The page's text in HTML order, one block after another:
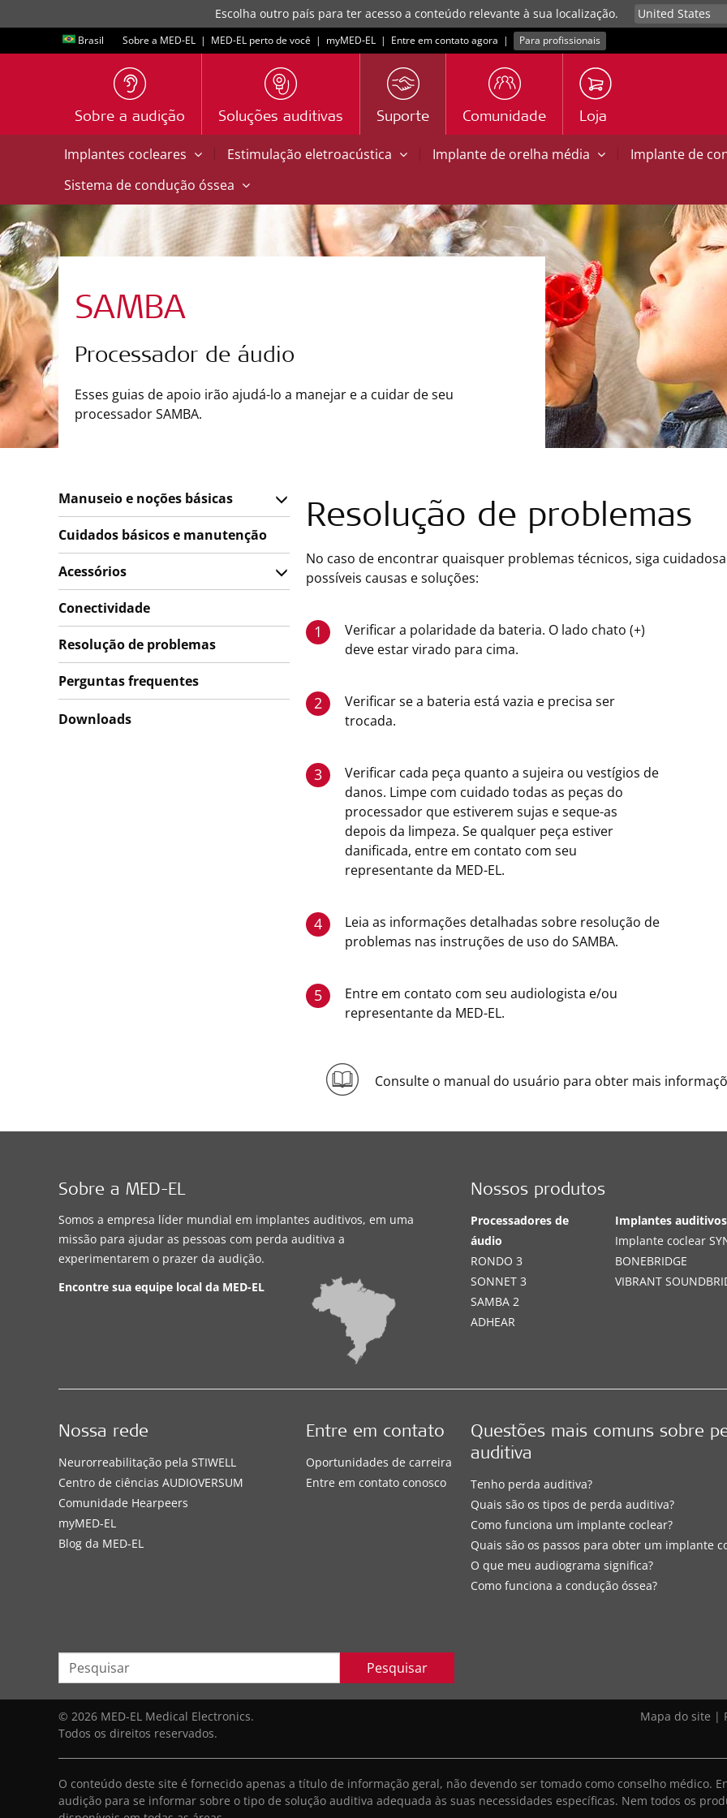
Escolha outro país para ter acesso a conteúdo relevante à sua localização.
Brasil Sobre a MED-EL | MED-EL perto de você | myMED‑EL | Entre em contato agora | Para profissionais
Sobre a audição Soluções auditivas Suporte Comunidade Loja
Implantes cocleares | Estimulação eletroacústica | Implante de orelha média |
Implante de
Sistema de condução óssea
SAMBA
Processador de áudio
Esses guias de apoio irão ajudá-lo a manejar e a cuidar de seu
processador SAMBA.
Resolução de problemas
No caso de encontrar quaisquer problemas técnicos, siga
possíveis causas e soluções:
1
Verificar a polaridade da bateria. O lado chato (+)
deve estar virado para cima.
2
Verificar se a bateria está vazia e precisa ser
trocada.
3
Verificar cada peça quanto a sujeira ou vestígios de
danos. Limpe com cuidado todas as peças do
processador que estiverem sujas e seque-as
depois da limpeza. Se qualquer peça estiver
danificada, entre em contato com seu
representante da MED-EL.
4
Leia as informações detalhadas sobre resolução de
problemas nas instruções de uso do SAMBA.
5
Entre em contato com seu audiologista e/ou
representante da MED-EL.
Consulte o manual do usuário para obter mais
Manuseio e noções básicas
Cuidados básicos e manutenção
Acessórios
Conectividade
Resolução de problemas
Perguntas frequentes
Downloads
Sobre a MED-EL
Somos a empresa líder mundial em implantes auditivos, em uma
missão para ajudar as pessoas com perda auditiva a
experimentarem o prazer da audição.
Encontre sua equipe local da MED-EL
Nossos produtos
Processadores de
áudio
RONDO 3
SONNET 3
SAMBA 2
ADHEAR
Implantes auditivos
Implante coclear
BONEBRIDGE
VIBRANT
Questões mais comuns sobre
auditiva
Tenho perda auditiva?
Quais são os tipos de perda auditiva?
Como funciona um implante coclear?
Quais são os passos para obter um implante
O que meu audiograma significa?
Como funciona a condução óssea?
Nossa rede
Neurorreabilitação pela STIWELL
Centro de ciências AUDIOVERSUM
Comunidade Hearpeers
myMED‑EL
Blog da MED-EL
Entre em contato
Oportunidades de carreira
Entre em contato conosco
Pesquisar
© 2026 MED-EL Medical Electronics.
Todos os direitos reservados.
Mapa do site |
O conteúdo deste site é fornecido apenas a título de informação geral, não devendo ser tomado como conselho médico.
audição para se informar sobre o tipo de solução auditiva adequada às suas necessidades específicas. Nem todos os